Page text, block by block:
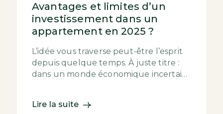
Avantages et limites d’un
investissement dans un
appartement en 2025 ?
L’idée vous traverse peut-être l’esprit
depuis quelque temps. À juste titre :
dans un monde économique incertain,
Lire la suite